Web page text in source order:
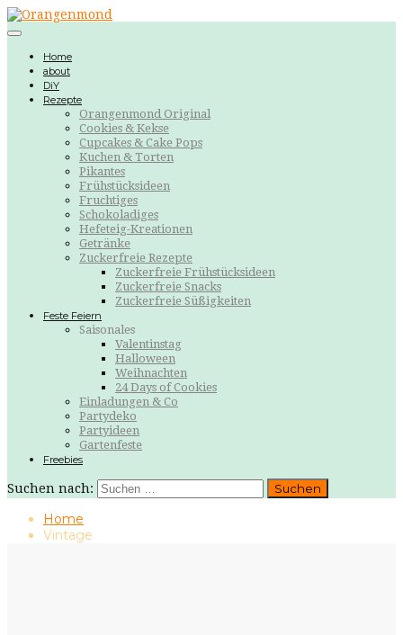
Home
about
DiY
Rezepte
Orangenmond Original
Cookies & Kekse
Cupcakes & Cake Pops
Kuchen & Torten
Pikantes
Frühstücksideen
Fruchtiges
Schokoladiges
Hefeteig-Kreationen
Getränke
Zuckerfreie Rezepte
Zuckerfreie Frühstücksideen
Zuckerfreie Snacks
Zuckerfreie Süßigkeiten
Feste Feiern
Saisonales
Valentinstag
Halloween
Weihnachten
24 Days of Cookies
Einladungen & Co
Partydeko
Partyideen
Gartenfeste
Freebies
Suchen nach:
Home
Vintage